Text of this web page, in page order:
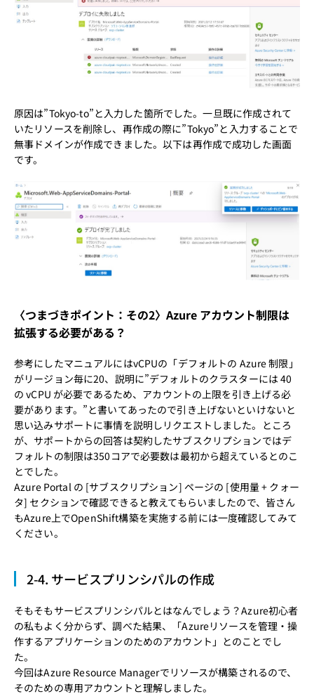
原因は”Tokyo-to”と入力した箇所でした。一旦既に作成されて
いたリソースを削除し、再作成の際に”Tokyo”と入力することで
無事ドメインが作成できました。以下は再作成で成功した画面
です。
〈つまづきポイント：その2〉Azure アカウント制限は
拡張する必要がある？
参考にしたマニュアルにはvCPUの「デフォルトの Azure 制限」
がリージョン毎に20、説明に”デフォルトのクラスターには 40
の vCPU が必要であるため、アカウントの上限を引き上げる必
要があります。”と書いてあったので引き上げないといけないと
思い込みサポートに事情を説明しリクエストしました。ところ
が、サポートからの回答は契約したサブスクリプションではデ
フォルトの制限は350コアで必要数は最初から超えているとのこ
とでした。
Azure Portal の [サブスクリプション] ページの [使用量 + クォー
タ] セクションで確認できると教えてもらいましたので、皆さん
もAzure上でOpenShift構築を実施する前には一度確認してみて
ください。
2-4. サービスプリンシパルの作成
そもそもサービスプリンシパルとはなんでしょう？Azure初心者
の私もよく分からず、調べた結果、「Azureリソースを管理・操
作するアプリケーションのためのアカウント」とのことでし
た。
今回はAzure Resource Managerでリソースが構築されるので、
そのための専用アカウントと理解しました。